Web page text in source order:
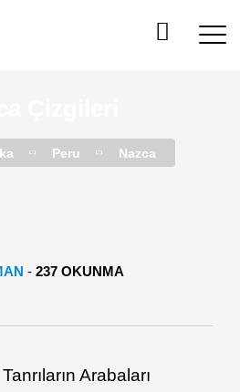
Peru Nazca
- 237 OKUNMA
Arabaları